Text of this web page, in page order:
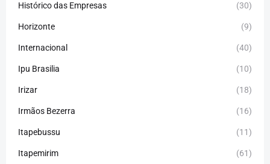
Histórico das Empresas (30)
Horizonte (9)
Internacional (40)
Ipu Brasilia (10)
Irizar (18)
Irmãos Bezerra (16)
Itapebussu (11)
Itapemirim (61)